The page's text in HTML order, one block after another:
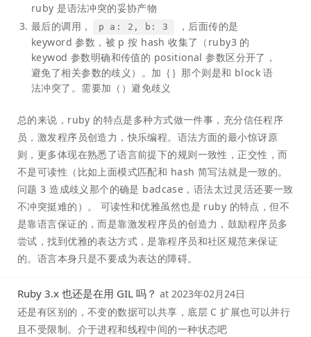
ruby 是语法冲突的妥协产物
最后的调用，
p a: 2, b: 3
，后面传的是
keyword 参数，被 p 按 hash 收集了（ruby3 的
keywod 参数明确和传值的 positional 参数区分开了，
避免了相关参数的歧义）。加｛｝那个则是和 block 语
法冲突了。需要加（）避免歧义
总的来说，ruby 的特点是多种方式做一件事，充分信任程序
员，激发程序员创造力，快乐编程。语法方面的最小惊讶原
则，更多体现在熟悉了语言前提下的规则一致性，正交性，而
不是可读性（比如上面模式匹配和 hash 简写法就是一致的。
问题 3 造成歧义那个的确是 badcase，语法太过灵活还要一致
不冲突挺难的）。 可读性和优雅虽然也是 ruby 的特点，但不
是靠语言保证的，而是靠激发程序员的创造力，鼓励程序员多
尝试，找到优雅的表达方式，是靠程序员和社区规范来保证
的。语言本身只是不要成为表达的障碍。
Ruby 3.x 也还是在用 GIL 吗？ at 2023年02月24日
还是有区别的，不变的数据可以共享，底层 C 扩展也可以并行
且不受限制。介于进程和线程中间的一种状态吧